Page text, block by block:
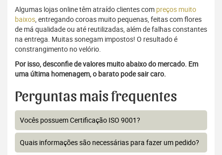
Algumas lojas online têm atraído clientes com preços muito
baixos, entregando coroas muito pequenas, feitas com flores
de má qualidade ou até reutilizadas, além de falhas constantes
na entrega. Muitas sonegam impostos! O resultado é
constrangimento no velório.
Por isso, desconfie de valores muito abaixo do mercado. Em
uma última homenagem, o barato pode sair caro.
Perguntas mais frequentes
Vocês possuem Certificação ISO 9001?
Quais informações são necessárias para fazer um pedido?